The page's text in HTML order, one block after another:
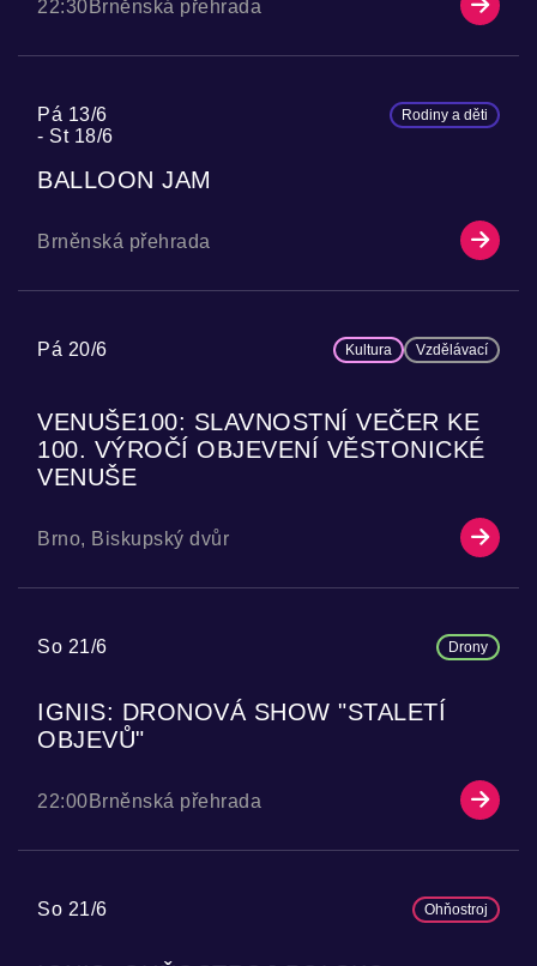
22:30Brněnská přehrada
Pá 13/6
St 18/6
Rodiny a děti
BALLOON JAM
Brněnská přehrada
Pá 20/6 Kultura Vzdělávací
VENUŠE100: SLAVNOSTNÍ VEČER KE
100. VÝROČÍ OBJEVENÍ VĚSTONICKÉ
VENUŠE
Brno, Biskupský dvůr
So 21/6 Drony
IGNIS: DRONOVÁ SHOW "STALETÍ
OBJEVŮ"
22:00Brněnská přehrada
So 21/6 Ohňostroj